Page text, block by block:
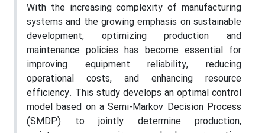
With the increasing complexity of manufacturing
systems and the growing emphasis on sustainable
development, optimizing production and
maintenance policies has become essential for
improving equipment reliability, reducing
operational costs, and enhancing resource
efficiency. This study develops an optimal control
model based on a Semi-Markov Decision Process
(SMDP) to jointly determine production,